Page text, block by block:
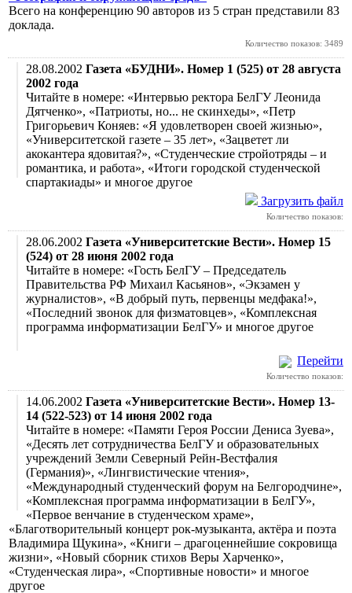
Всего на конференцию 90 авторов из 5 стран представили 83
доклада.
Количество показов: 3489
28.08.2002 Газета «БУДНИ». Номер 1 (525) от 28 августа
2002 года
Читайте в номере: «Интервью ректора БелГУ Леонида
Дятченко», «Патриоты, но... не скинхеды», «Петр
Григорьевич Коняев: «Я удовлетворен своей жизнью»,
«Университетской газете – 35 лет», «Зацветет ли
акокантера ядовитая?», «Студенческие стройотряды – и
романтика, и работа», «Итоги городской студенческой
спартакиады» и многое другое
Загрузить файл
Количество показов:
28.06.2002 Газета «Университетские Вести». Номер 15
(524) от 28 июня 2002 года
Читайте в номере: «Гость БелГУ – Председатель
Правительства РФ Михаил Касьянов», «Экзамен у
журналистов», «В добрый путь, первенцы медфака!»,
«Последний звонок для физматовцев», «Комплексная
программа информатизации БелГУ» и многое другое
Перейти
Количество показов:
14.06.2002 Газета «Университетские Вести». Номер 13-
14 (522-523) от 14 июня 2002 года
Читайте в номере: «Памяти Героя России Дениса Зуева»,
«Десять лет сотрудничества БелГУ и образовательных
учреждений Земли Северный Рейн-Вестфалия
(Германия)», «Лингвистические чтения»,
«Международный студенческий форум на Белгородчине»,
«Комплексная программа информатизации в БелГУ»,
«Первое венчание в студенческом храме»,
«Благотворительный концерт рок-музыканта, актёра и поэта
Владимира Щукина», «Книги – драгоценнейшие сокровища
жизни», «Новый сборник стихов Веры Харченко»,
«Студенческая лира», «Спортивные новости» и многое
другое